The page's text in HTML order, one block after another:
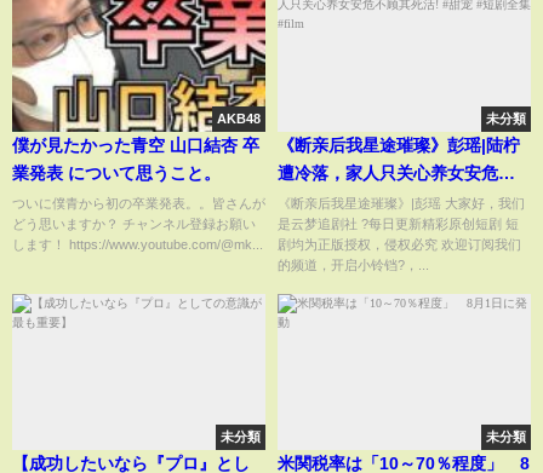
AKB48
僕が見たかった青空 山口結杏 卒
業発表 について思うこと。
ついに僕青から初の卒業発表。。皆さんが
どう思いますか？ チャンネル登録お願い
します！ https://www.youtube.com/@mk...
未分類
《断亲后我星途璀璨》彭瑶|陆柠
遭冷落，家人只关心养女安危不
顾其死活! #甜宠 #短剧全集 #film
《断亲后我星途璀璨》|彭瑶 大家好，我们
是云梦追剧社 ?每日更新精彩原创短剧 短
剧均为正版授权，侵权必究 欢迎订阅我们
的频道，开启小铃铛?，...
未分類
【成功したいなら『プロ』とし
未分類
米関税率は「10～70％程度」 8